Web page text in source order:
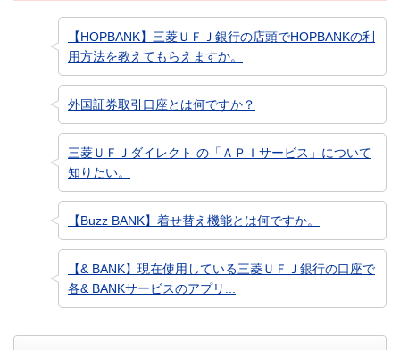
【HOPBANK】三菱ＵＦＪ銀行の店頭でHOPBANKの利
用方法を教えてもらえますか。
外国証券取引口座とは何ですか？
三菱ＵＦＪダイレクト の「ＡＰＩサービス」について
知りたい。
【Buzz BANK】着せ替え機能とは何ですか。
【& BANK】現在使用している三菱ＵＦＪ銀行の口座で
各& BANKサービスのアプリ...